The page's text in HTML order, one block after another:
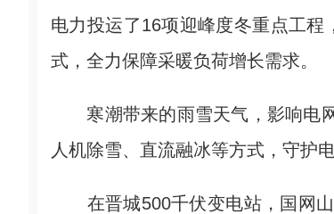
电力投运了16项迎峰度冬重点工
式，全力保障采暖负荷增长需求。
寒潮带来的雨雪天气，影响电网
人机除雪、直流融冰等方式，守护
在晋城500千伏变电站，国网山